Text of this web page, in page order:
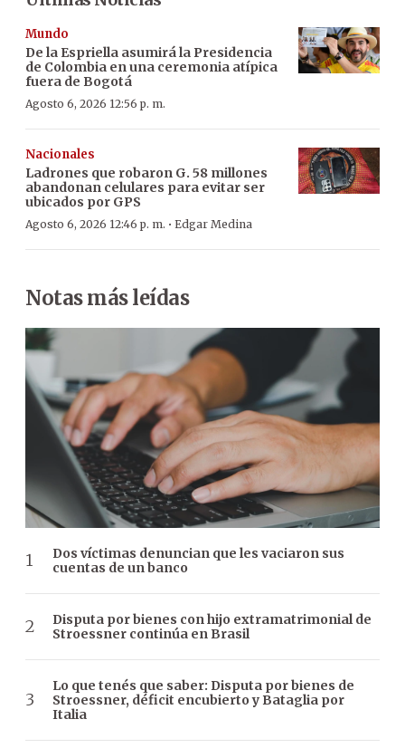
Mundo
De la Espriella asumirá la Presidencia
de Colombia en una ceremonia atípica
fuera de Bogotá
Agosto 6, 2026 12:56 p. m.
Nacionales
Ladrones que robaron G. 58 millones
abandonan celulares para evitar ser
ubicados por GPS
Agosto 6, 2026 12:46 p. m. · Edgar Medina
Notas más leídas
Dos víctimas denuncian que les vaciaron sus
cuentas de un banco
Disputa por bienes con hijo extramatrimonial de
Stroessner continúa en Brasil
Lo que tenés que saber: Disputa por bienes de
Stroessner, déficit encubierto y Bataglia por
Italia